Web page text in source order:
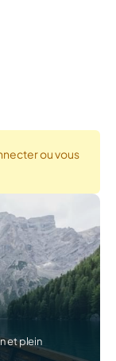
ou vous
et plein